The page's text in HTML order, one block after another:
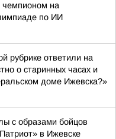
на
по ИИ
рубрике ответили на
о старинных часах и
доме Ижевска?»
с образами бойцов
в Ижевске